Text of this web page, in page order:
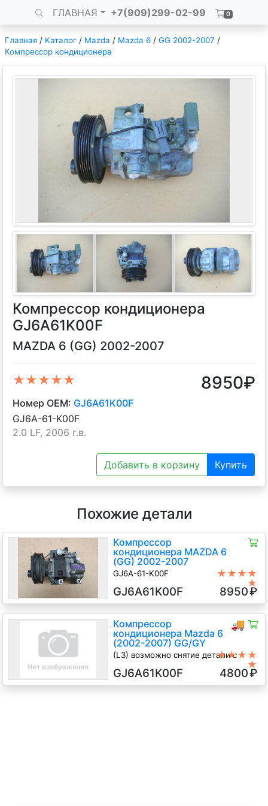
ГЛАВНАЯ +7(909)299-02-99 0
Главная / Каталог / Mazda / Mazda 6 / GG 2002-2007 /
Компрессор кондиционера
Компрессор кондиционера
GJ6A61K00F
MAZDA 6 (GG) 2002-2007
★★★★★ 8950₽
Номер OEM: GJ6A61K00F
GJ6A-61-K00F
2.0 LF, 2006 г.в.
Добавить в корзину Купить
Похожие детали
Компрессор
кондиционера MAZDA 6
(GG) 2002-2007
GJ6A-61-K00F
★★★★
★
GJ6A61K00F 8950₽
🚚
Компрессор
кондиционера Mazda 6
(2002-2007) GG/GY
(L3) возможно снятие детали с
2.3 i Бензин, 2003
★★★★
★
GJ6A61K00F 4800₽